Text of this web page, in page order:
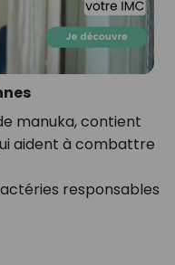
manuka, contient
aident à combattre
responsables